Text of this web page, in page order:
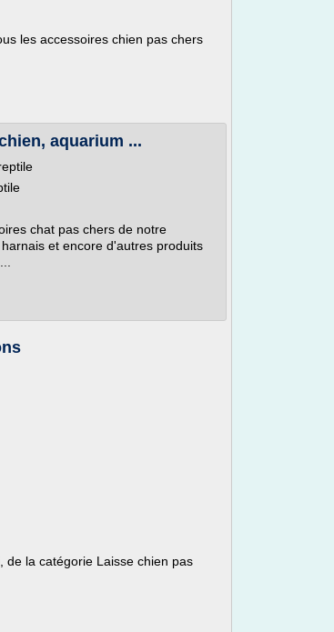
les accessoires chien pas chers
aquarium ...
chat pas chers de notre
et encore d'autres produits
de la catégorie Laisse chien pas